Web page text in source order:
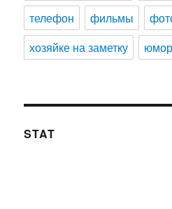
телефон
фильмы
хозяйке на заметку
юмор
STAT